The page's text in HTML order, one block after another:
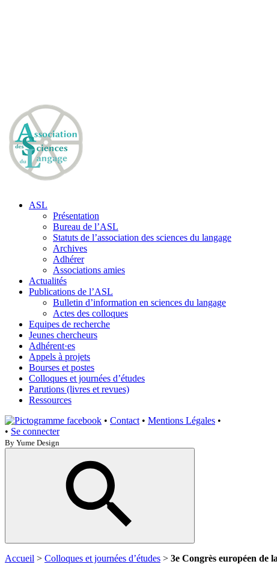
ASL
Présentation
Bureau de l’ASL
Statuts de l’association des sciences du langage
Archives
Adhérer
Associations amies
Actualités
Publications de l’ASL
Bulletin d’information en sciences du langage
Actes des colloques
Equipes de recherche
Jeunes chercheurs
Adhérent·es
Appels à projets
Bourses et postes
Colloques et journées d’études
Parutions (livres et revues)
Ressources
• Contact • Mentions Légales •
• Se connecter
By Yume Design
Accueil > Colloques et journées d’études > 3e Congrès européen de